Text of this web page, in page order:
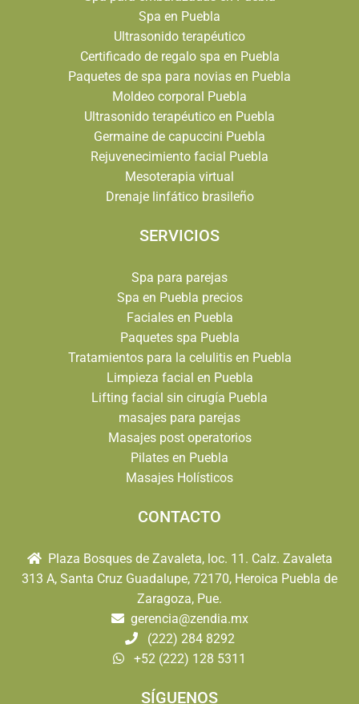
Spa en Puebla
Ultrasonido terapéutico
Certificado de regalo spa en Puebla
Paquetes de spa para novias en Puebla
Moldeo corporal Puebla
Ultrasonido terapéutico en Puebla
Germaine de capuccini Puebla
Rejuvenecimiento facial Puebla
Mesoterapia virtual
Drenaje linfático brasileño
SERVICIOS
Spa para parejas
Spa en Puebla precios
Faciales en Puebla
Paquetes spa Puebla
Tratamientos para la celulitis en Puebla
Limpieza facial en Puebla
Lifting facial sin cirugía Puebla
masajes para parejas
Masajes post operatorios
Pilates en Puebla
Masajes Holísticos
CONTACTO
Plaza Bosques de Zavaleta, loc. 11. Calz. Zavaleta
313 A, Santa Cruz Guadalupe, 72170, Heroica Puebla de
Zaragoza, Pue.
gerencia@zendia.mx
(222) 284 8292
+52 (222) 128 5311
SÍGUENOS